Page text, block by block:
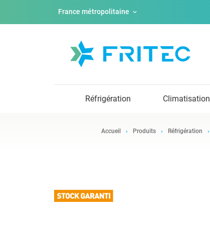
France métropolitaine
Réfrigération Climatisation
Accueil Produits Réfrigération